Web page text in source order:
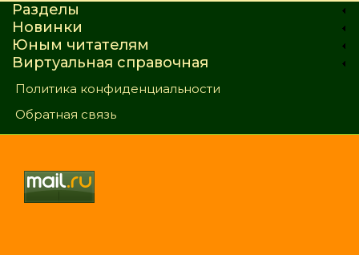
Разделы
Новинки
Юным читателям
Виртуальная справочная
Политика конфиденциальности
Обратная связь